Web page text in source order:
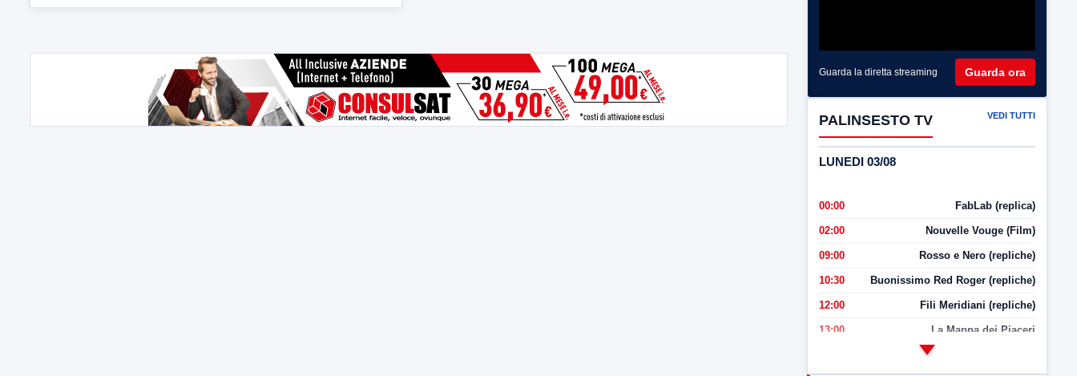
Guarda la diretta streaming Guarda ora
PALINSESTO TV VEDI TUTTI
LUNEDI 03/08
00:00 FabLab (replica)
02:00 Nouvelle Vouge (Film)
09:00 Rosso e Nero (repliche)
10:30 Buonissimo Red Roger (repliche)
12:00 Fili Meridiani (repliche)
13:00 La Mappa dei Piaceri